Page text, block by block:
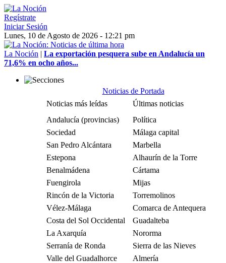
Regístrate
Iniciar Sesión
Lunes, 10 de Agosto de 2026 - 12:21 pm
La Noción | La exportación pesquera sube en Andalucía un
71,6% en ocho años...
Noticias de Portada
Noticias más leídas
Últimas noticias
Andalucía (provincias)
Política
Sociedad
Málaga capital
San Pedro Alcántara
Marbella
Estepona
Alhaurín de la Torre
Benalmádena
Cártama
Fuengirola
Mijas
Rincón de la Victoria
Torremolinos
Vélez-Málaga
Comarca de Antequera
Costa del Sol Occidental
Guadalteba
La Axarquía
Nororma
Serranía de Ronda
Sierra de las Nieves
Valle del Guadalhorce
Almería